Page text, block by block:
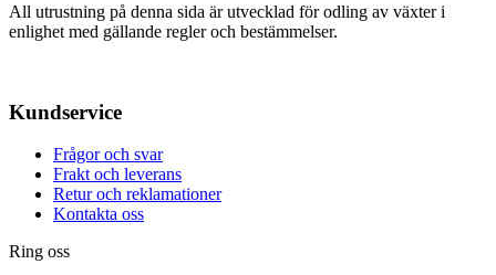
All utrustning på denna sida är utvecklad för odling av växter i
enlighet med gällande regler och bestämmelser.
Kundservice
Frågor och svar
Frakt och leverans
Retur och reklamationer
Kontakta oss
Ring oss